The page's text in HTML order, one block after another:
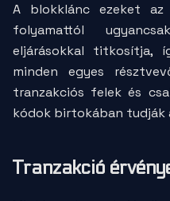
A blokklánc ezeket az
folyamattól
eljárásokkal titkosítja,
minden egyes
tranzakciós felek és
kódok birtokában tudják
Tranzakció